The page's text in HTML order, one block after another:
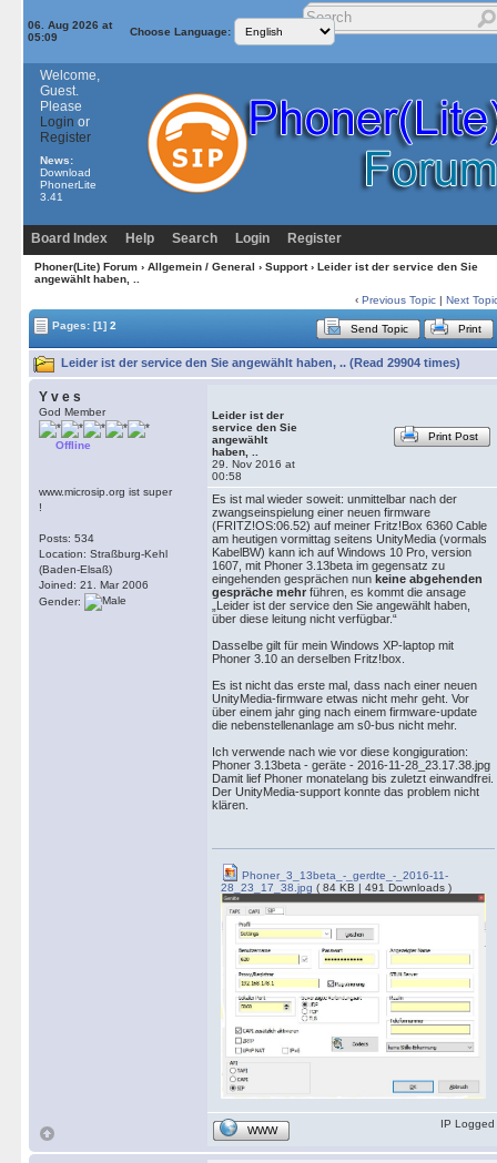
06. Aug 2026 at
05:09
Choose Language:
Welcome,
Guest.
Please
Login or
Register
News:
Download
PhonerLite
3.41
Board Index Help Search Login Register
Phoner(Lite) Forum› Allgemein / General › Support› Leider ist der service den Sie
angewählt haben, ..
‹ Previous Topic | Next
Pages: [1] 2 Send Topic Print
Leider ist der service den Sie angewählt haben, .. (Read 29904 times)
Y v e s
God Member
Offline
www.microsip.org ist super
!
Posts: 534
Location: Straßburg-Kehl
(Baden-Elsaß)
Joined: 21. Mar 2006
Gender:
Leider ist der
service den Sie
angewählt
haben, ..
29. Nov 2016 at
00:58
Print Post
Es ist mal wieder soweit: unmittelbar nach der
zwangseinspielung einer neuen firmware
(FRITZ!OS:06.52) auf meiner Fritz!Box 6360 Cable
am heutigen vormittag seitens UnityMedia (vormals
KabelBW) kann ich auf Windows 10 Pro, version
1607, mit Phoner 3.13beta im gegensatz zu
eingehenden gesprächen nun keine abgehenden
gespräche mehr führen, es kommt die ansage
„Leider ist der service den Sie angewählt haben,
über diese leitung nicht verfügbar.“
Dasselbe gilt für mein Windows XP-laptop mit
Phoner 3.10 an derselben Fritz!box.
Es ist nicht das erste mal, dass nach einer neuen
UnityMedia-firmware etwas nicht mehr geht. Vor
über einem jahr ging nach einem firmware-update
die nebenstellenanlage am s0-bus nicht mehr.
Ich verwende nach wie vor diese kongiguration:
Phoner 3.13beta - geräte - 2016-11-28_23.17.38.jpg
Damit lief Phoner monatelang bis zuletzt einwandfrei.
Der UnityMedia-support konnte das problem nicht
klären.
Phoner_3_13beta_-_gerdte_-_2016-11-
28_23_17_38.jpg ( 84 KB | 491 Downloads )
WWW
IP Logged